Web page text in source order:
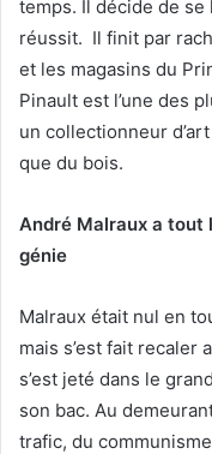
temps. Il décide de
réussit. Il finit par
et les magasins du
Pinault est l’une des
un collectionneur
que du bois.
André Malraux a tout
génie
Malraux était nul en
mais s’est fait recaler
s’est jeté dans le
son bac. Au
trafic, du